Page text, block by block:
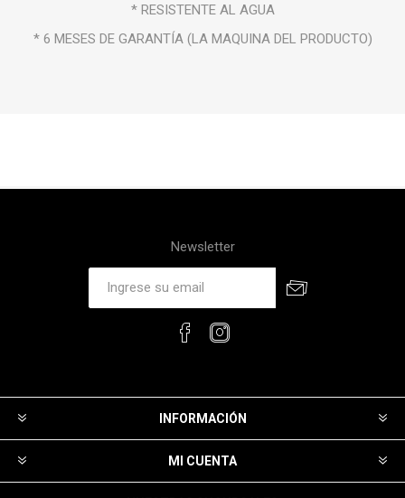
* RESISTENTE AL AGUA
* 6 MESES DE GARANTÍA (LA MAQUINA DEL PRODUCTO)
Newsletter
INFORMACIÓN
MI CUENTA